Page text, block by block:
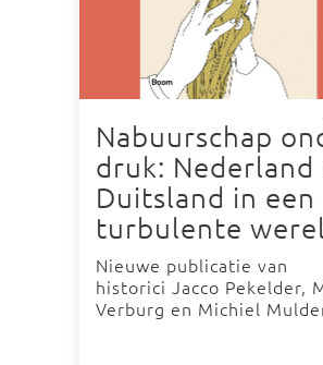
Nabuurschap
druk: Nederland
Duitsland in een
turbulente
Nieuwe publicatie van
historici Jacco Pekelder,
Verburg en Michiel